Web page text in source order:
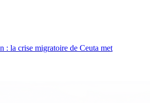
: la crise migratoire de Ceuta met